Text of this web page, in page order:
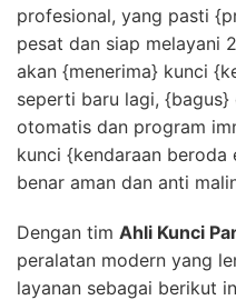
profesional, yang pasti
pesat dan siap melayani
akan {menerima} kunci
seperti baru lagi,
otomatis dan program
kunci {kendaraan beroda
benar aman dan anti
Dengan tim Ahli Kunci
peralatan modern yang
layanan sebagai berikut